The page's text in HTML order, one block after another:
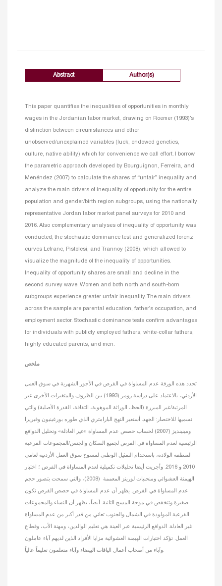
Abstract Author(s)
This paper quantifies the inequalities of opportunities in monthly
wages in the Jordanian labor market, drawing on Roemer (1993)’s
distinction between circumstances and other
unobserved/unexplained variables (luck, endowed genetics,
culture, native ability) which for convenience we call effort. I borrow
the parametric approach developed by Bourguignon, Ferreira, and
Menéndez (2007) to calculate the shares of “unfair” inequality and
analyze the main drivers of inequality of opportunity for the entire
population and gender/birth region subgroups, using the nationally
representative Jordan labor market panel surveys for 2010 and
2016. Also complementary analyses of inequality of opportunity was
conducted; the stochastic dominance test and generalized lorenz
curves Lefranc, Pistolesi, and Trannoy (2008), which allowed to
visualize the magnitude of the inequality of opportunities.
Inequality of opportunity shares are small and decline in the
second survey wave. Women and both north and south-born
subgroups experience greater unfair inequality. The main drivers
across the sample are parental education, father’s occupation, and
employment sector. Stochastic dominance tests confirm advantages
for individuals with publicly employed fathers, white-collar fathers,
highly educated parents, and men.
ملخص
تحدد هذه الورقة عدم المساواة في الفرص في الأجور الشهرية في سوق العمل
الأردني، بالاعتماد على دراسة رومر (1993) بين الظروف والمتغيرات الأخرى غير
المرئية/غير المبررة (الحظ، الوراثة الموهوبة، الثقافة، القدرة الأصلية) والتي
نسميها للاختصار: الجهد. أستعير النهج البارامتري الذي طوره بورغينيون وفيريرا
ومينينديز (2007) لحساب حصص عدم المساواة «غير العادلة» وتحليل الدوافع
الرئيسية لعدم المساواة في الفرص لجميع السكان والجنس/المجموعات الفرعية
لمنطقة الولادة، باستخدام التمثيل الوطني لمسوح سوق العمل الأردنية لعامي
2010 و 2016. وأجريت أيضا تحليلات تكميلية لعدم المساواة في الفرص ؛ اختبار
الهيمنة العشوائي ومنحنيات لورينز المعممة (2008)، والتي سمحت بتصور حجم
عدم المساواة في الفرص. يظهر أن عدم المساواة في حصص الفرص تكون
صغيرة وتنخفض في موجة المسح الثانية. أيضاً، يظهر أن النساء والمجموعات
الفرعية المولودة في الشمال والجنوب تعاني من قدر أكبر من عدم المساواة
غير العادلة. الدوافع الرئيسية عبر العينة هي تعليم الوالدين، ومهنة الأب، وقطاع
العمل. تؤكد اختبارات الهيمنة العشوائية مزايا الأفراد الذين لديهم آباء عاملون
وآباء من أصحاب أعمال الياقات البيضاء وآباء متعلمون تعليماً عالياً.